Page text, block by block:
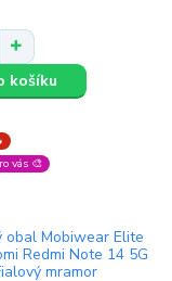
košíku
vás 🎨